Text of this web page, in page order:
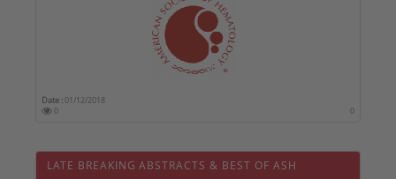
Date :01/12/2018
0
0
LATE BREAKING ABSTRACTS & BEST OF ASH